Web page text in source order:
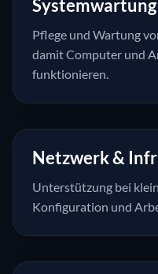
Systemwartung
Pflege und Wartung
damit Computer und
funktionieren.
Netzwerk &
Unterstützung bei
Konfiguration und